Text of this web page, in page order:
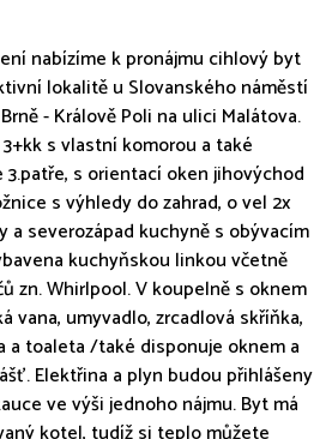
nabízíme k pronájmu cihlový byt
lokalitě u Slovanského náměstí
- Králově Poli na ulici Malátova.
s vlastní komorou a také
s orientací oken jihovýchod
s výhledy do zahrad, o vel 2x
a severozápad kuchyně s obývacím
kuchyňskou linkou včetně
zn. Whirlpool. V koupelně s oknem
vana, umyvadlo, zrcadlová skříňka,
a toaleta /také disponuje oknem a
Elektřina a plyn budou přihlášeny
ve výši jednoho nájmu. Byt má